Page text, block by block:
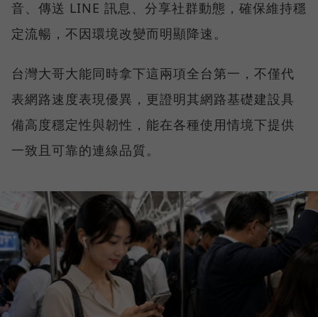
音、傳送 LINE 訊息、分享社群動態，確保維持穩
定流暢，不因環境改變而明顯降速。
台灣大哥大能同時拿下這兩項全台第一，不僅代
表網路速度表現優異，更證明其網路基礎建設具
備高度穩定性與韌性，能在各種使用情境下提供
一致且可靠的連線品質。